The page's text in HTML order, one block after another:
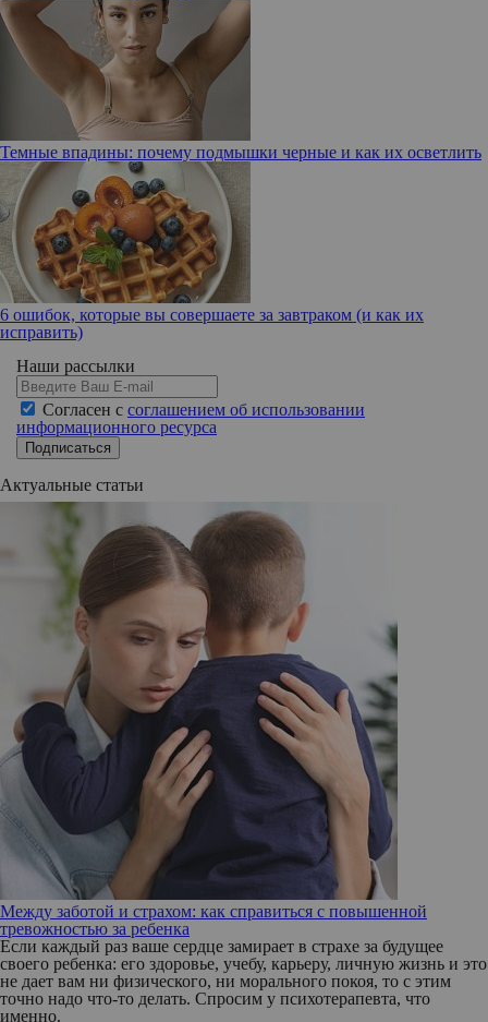
Темные впадины: почему подмышки черные и как их осветлить
6 ошибок, которые вы совершаете за завтраком (и как их
исправить)
Наши рассылки
Согласен с соглашением об использовании
информационного ресурса
Подписаться
Актуальные статьи
Между заботой и страхом: как справиться с повышенной
тревожностью за ребенка
Если каждый раз ваше сердце замирает в страхе за будущее
своего ребенка: его здоровье, учебу, карьеру, личную жизнь и это
не дает вам ни физического, ни морального покоя, то с этим
точно надо что-то делать. Спросим у психотерапевта, что
именно.